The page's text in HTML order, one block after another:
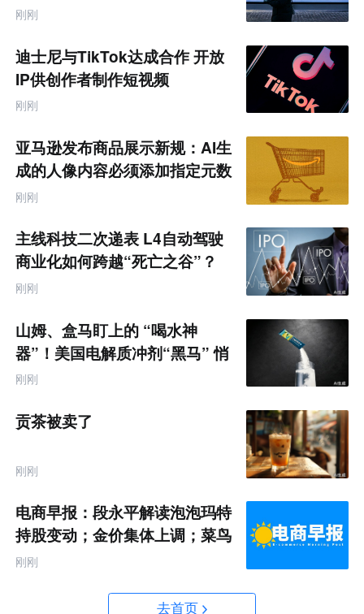
刚刚
迪士尼与TikTok达成合作 开放
IP供创作者制作短视频
刚刚
亚马逊发布商品展示新规：AI生
成的人像内容必须添加指定元数
据
刚刚
主线科技二次递表 L4自动驾驶
商业化如何跨越“死亡之谷”？
刚刚
山姆、盒马盯上的 “喝水神
器”！美国电解质冲剂“黑马” 悄
悄卖了68亿
刚刚
贡茶被卖了
刚刚
电商早报：段永平解读泡泡玛特
持股变动；金价集体上调；菜鸟
推出全球三日达跨境物流
刚刚
去首页